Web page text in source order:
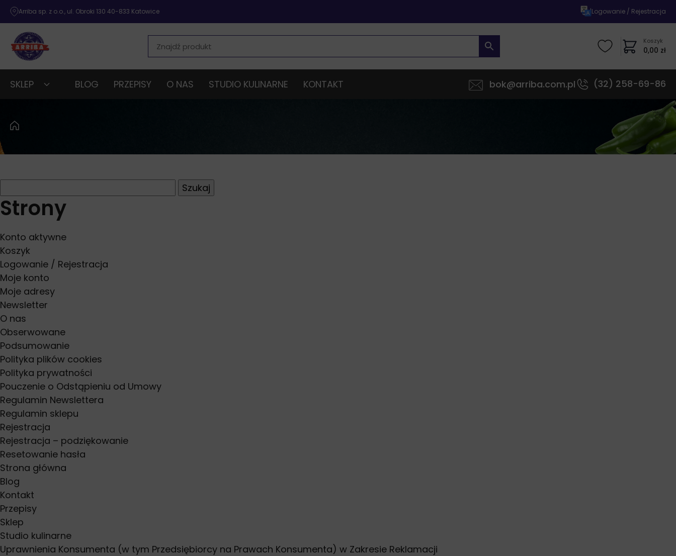
Arriba sp. z o.o., ul. Obroki 130 40-833 Katowice |Logowanie / Rejestracja
Koszyk
0,00 zł
SKLEP BLOG PRZEPISY O NAS STUDIO KULINARNE KONTAKT bok@arriba.com.pl (32) 258-69-86
Strony
Konto aktywne
Koszyk
Logowanie / Rejestracja
Moje konto
Moje adresy
Newsletter
O nas
Obserwowane
Podsumowanie
Polityka plików cookies
Polityka prywatności
Pouczenie o Odstąpieniu od Umowy
Regulamin Newslettera
Regulamin sklepu
Rejestracja
Rejestracja – podziękowanie
Resetowanie hasła
Strona główna
Blog
Kontakt
Przepisy
Sklep
Studio kulinarne
Uprawnienia Konsumenta (w tym Przedsiębiorcy na Prawach Konsumenta) w Zakresie Reklamacji